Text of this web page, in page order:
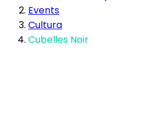
Events
Cultura
Cubelles Noir